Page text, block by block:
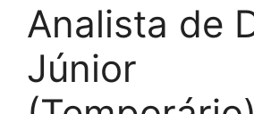
Analista de
Júnior